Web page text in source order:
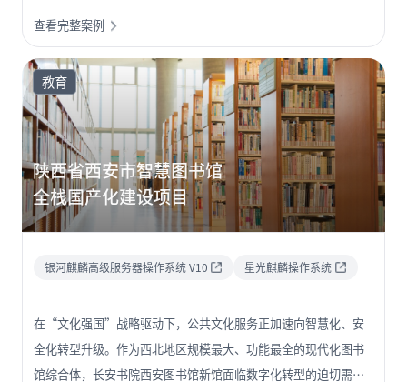
盖数据中心、信息系统与办公终端。同时，教育部与国家版权局
用正版操作系统、办公软件等基础软件，并明确中小学及高校自
2025 年起率先开展相关试点。这些政策为教育行业数字化转型指
明了方向：即构建从底层硬件、操作系统到上层应用软件的全栈
自主技术体系，切实保障教育数据主权与网络安全。
查看完整案例
教育
陕西省西安市智慧图书馆
全栈国产化建设项目
银河麒麟高级服务器操作系统 V10 星光麒麟操作系统
在“文化强国”战略驱动下，公共文化服务正加速向智慧化、安
全化转型升级。作为西北地区规模最大、功能最全的现代化图书
馆综合体，长安书院西安图书馆新馆面临数字化转型的迫切需